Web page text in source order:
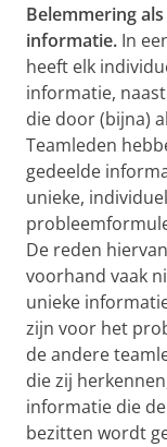
Belemmering
informatie. In
heeft elk
informatie,
die door (bijna)
Teamleden
gedeelde
unieke,
De reden
voorhand vaak
unieke
zijn voor het
de andere
die zij
informatie die
bezitten wordt